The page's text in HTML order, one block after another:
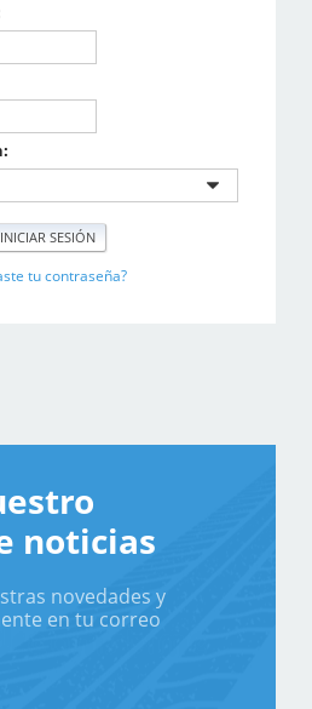
tu contraseña?
noticias
novedades y
en tu correo